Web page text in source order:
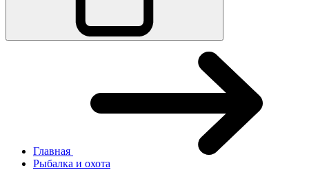
Главная
Рыбалка и охота